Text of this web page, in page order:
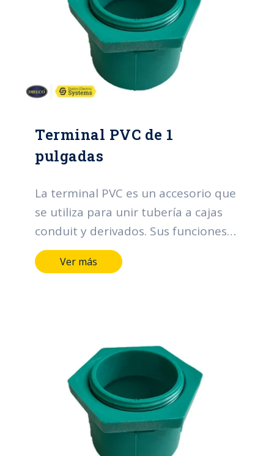
Terminal PVC de 1
pulgadas
La terminal PVC es un accesorio que
se utiliza para unir tubería a cajas
conduit y derivados. Sus funciones
principales se centran en la
organización y protección de los
Ver más